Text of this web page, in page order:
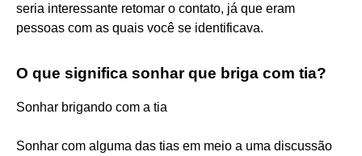
seria interessante retomar o contato, já que eram
pessoas com as quais você se identificava.
O que significa sonhar que briga com tia?
Sonhar brigando com a tia
Sonhar com alguma das tias em meio a uma discussão